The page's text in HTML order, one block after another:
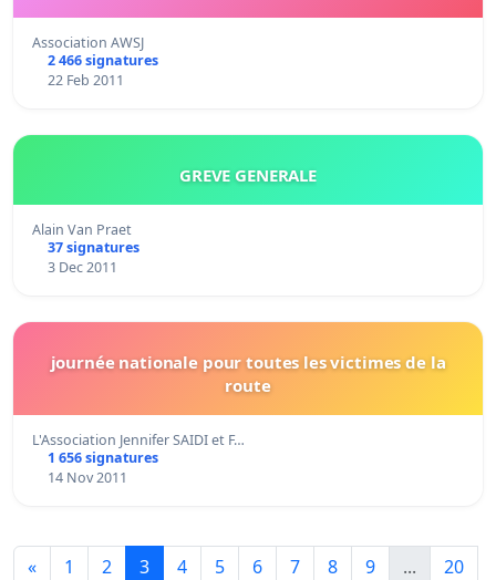
Association AWSJ
2 466 signatures
22 Feb 2011
GREVE GENERALE
Alain Van Praet
37 signatures
3 Dec 2011
journée nationale pour toutes les victimes de la
route
L'Association Jennifer SAIDI et F…
1 656 signatures
14 Nov 2011
« 1 2 3 4 5 6 7 8 9 ...
20